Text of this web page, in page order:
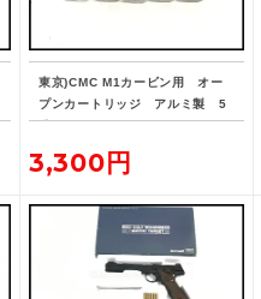
東京)CMC M1カービン用 オー
プンカートリッジ アルミ製 5
発
3,300円